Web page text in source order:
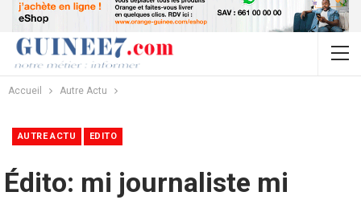
Accueil Autre Actu
AUTRE ACTU EDITO
Édito: mi journaliste mi